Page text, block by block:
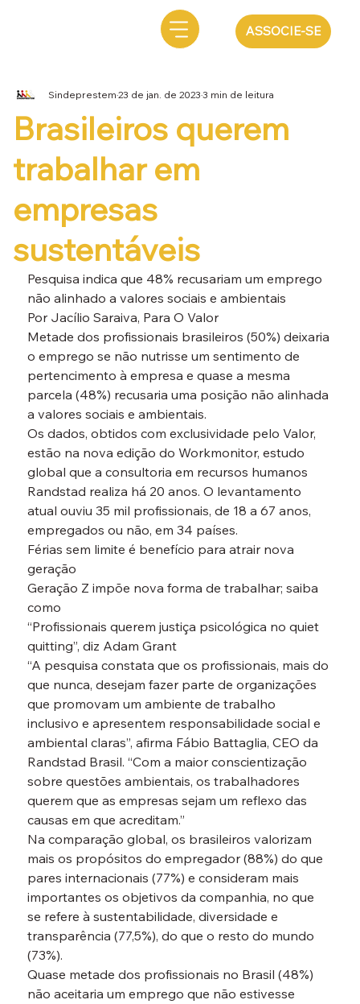
ASSOCIE-SE
Brasileiros querem
trabalhar em
empresas
sustentáveis
Sindeprestem23 de jan. de 20233 min de leitura
Pesquisa indica que 48% recusariam um emprego
não alinhado a valores sociais e ambientais
Por Jacílio Saraiva, Para O Valor
Metade dos profissionais brasileiros (50%) deixaria
o emprego se não nutrisse um sentimento de
pertencimento à empresa e quase a mesma
parcela (48%) recusaria uma posição não alinhada
a valores sociais e ambientais.
Os dados, obtidos com exclusividade pelo Valor,
estão na nova edição do Workmonitor, estudo
global que a consultoria em recursos humanos
Randstad realiza há 20 anos. O levantamento
atual ouviu 35 mil profissionais, de 18 a 67 anos,
empregados ou não, em 34 países.
Férias sem limite é benefício para atrair nova
geração
Geração Z impõe nova forma de trabalhar; saiba
como
“Profissionais querem justiça psicológica no quiet
quitting”, diz Adam Grant
“A pesquisa constata que os profissionais, mais do
que nunca, desejam fazer parte de organizações
que promovam um ambiente de trabalho
inclusivo e apresentem responsabilidade social e
ambiental claras”, afirma Fábio Battaglia, CEO da
Randstad Brasil. “Com a maior conscientização
sobre questões ambientais, os trabalhadores
querem que as empresas sejam um reflexo das
causas em que acreditam.”
Na comparação global, os brasileiros valorizam
mais os propósitos do empregador (88%) do que
pares internacionais (77%) e consideram mais
importantes os objetivos da companhia, no que
se refere à sustentabilidade, diversidade e
transparência (77,5%), do que o resto do mundo
(73%).
Quase metade dos profissionais no Brasil (48%)
não aceitaria um emprego que não estivesse